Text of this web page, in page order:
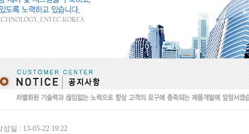
성일 : 13-05-22 19:22